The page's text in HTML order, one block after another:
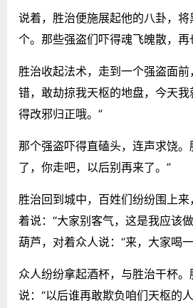
说着，胜治便施展起他的八卦，
个。那些强盗们吓得魂飞魄散，再
胜治收起法术，走到一个强盗面
错，敢劫掠我天枢的地盘，今天
得改邪归正哦。”
那个强盗吓得直磕头，连声求饶
了，你走吧，以后别再来了。”
胜治回到城中，百姓们纷纷围上
着说：“大家别客气，这是我应该
葫芦，对着众人说：“来，大家喝
众人纷纷拿起酒杯，与胜治干杯
说：“以后谁再敢欺负咱们天枢的